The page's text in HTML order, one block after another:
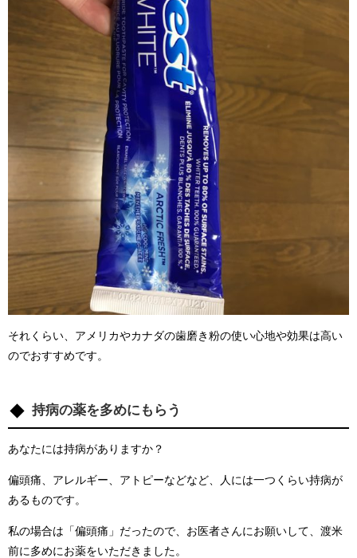
それくらい、アメリカやカナダの歯磨き粉の使い心地や効果は高い
のでおすすめです。
持病の薬を多めにもらう
あなたには持病がありますか？
偏頭痛、アレルギー、アトピーなどなど、人には一つくらい持病が
あるものです。
私の場合は「偏頭痛」だったので、お医者さんにお願いして、渡米
前に多めにお薬をいただきました。